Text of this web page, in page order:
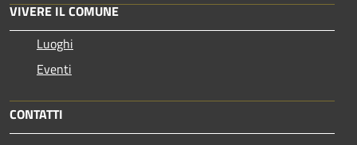
VIVERE IL COMUNE
Luoghi
Eventi
CONTATTI